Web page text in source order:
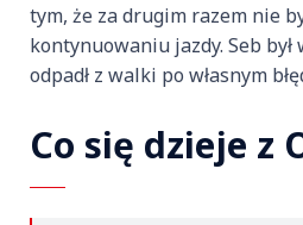
tym, że za drugim razem nie
kontynuowaniu jazdy. Seb był
odpadł z walki po własnym
Co się dzieje z